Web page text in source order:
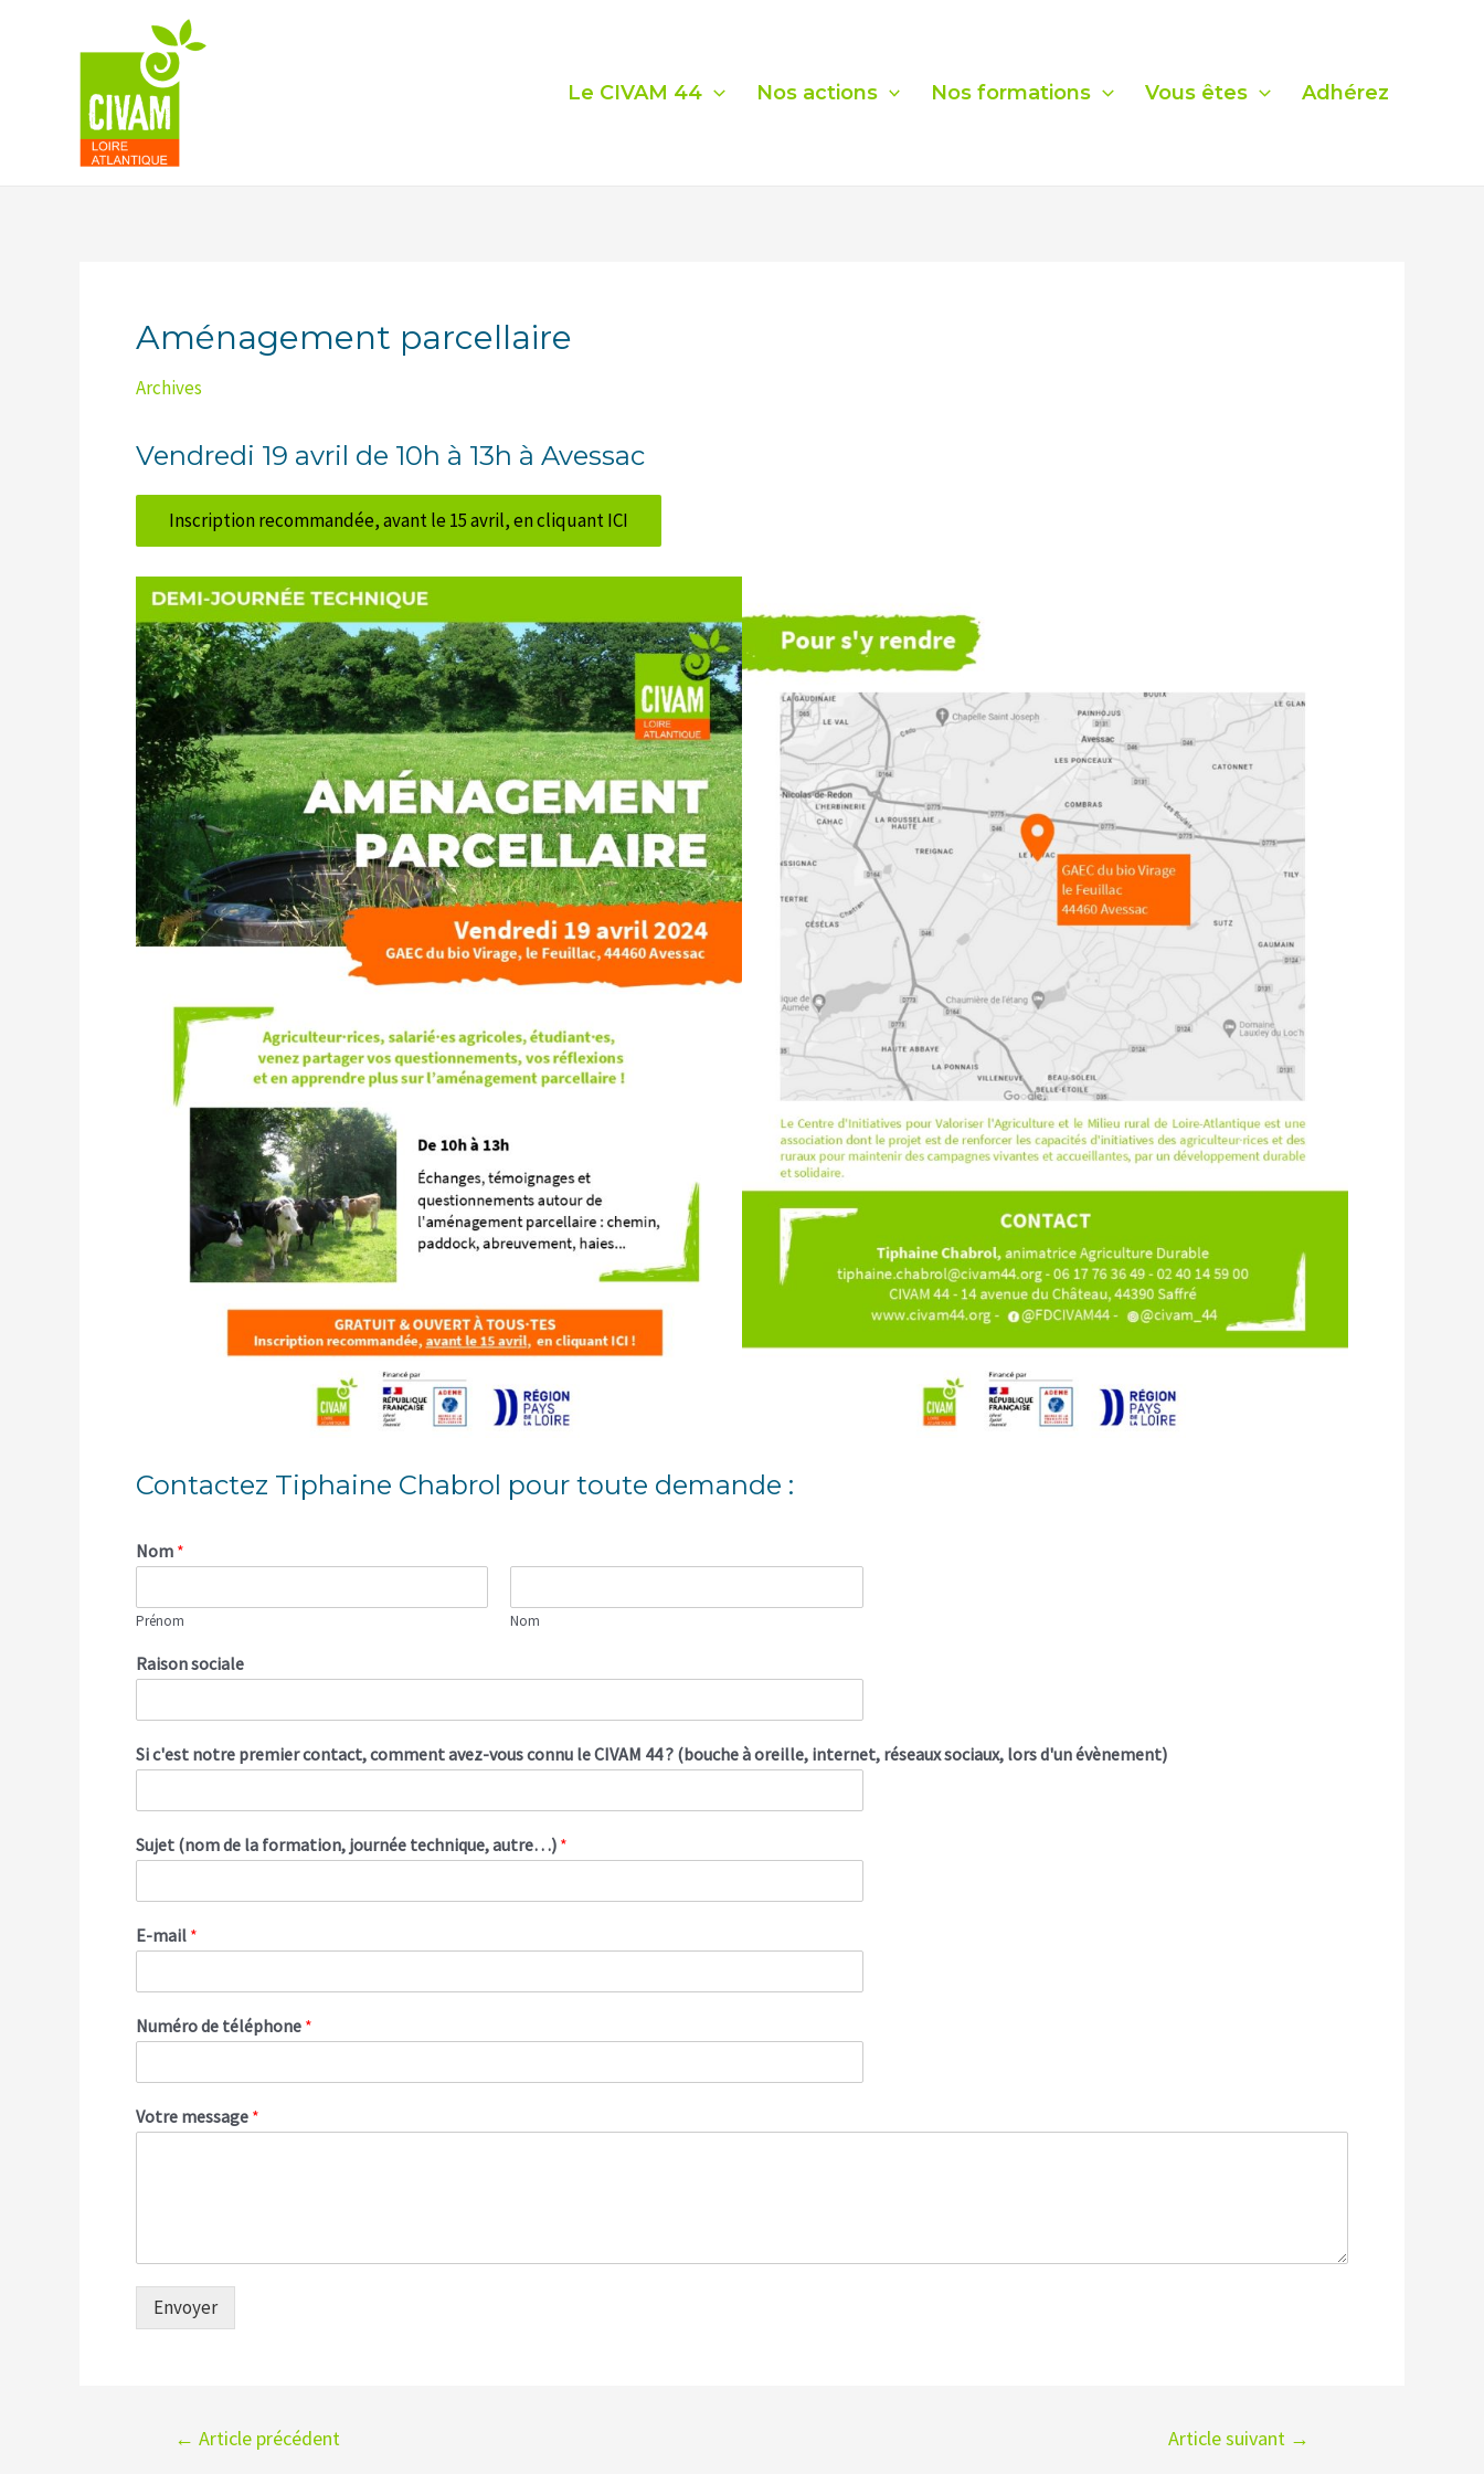
Le CIVAM 44 Nos actions Nos formations Vous êtes Adhérez
Aménagement parcellaire
Archives
Vendredi 19 avril de 10h à 13h à Avessac
Inscription recommandée, avant le 15 avril, en cliquant ICI
Contactez Tiphaine Chabrol pour toute demande :
Nom *
Prénom Nom
Raison sociale
Si c'est notre premier contact, comment avez-vous connu le CIVAM 44 ? (bouche à oreille, internet, réseaux sociaux, lors d'un évènement)
Sujet (nom de la formation, journée technique, autre…) *
E-mail *
Numéro de téléphone *
Votre message *
Envoyer
Navigation
← Article précédent Article suivant →